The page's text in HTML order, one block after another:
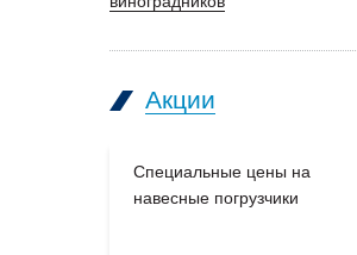
Акции
Специальные цены на
навесные погрузчики